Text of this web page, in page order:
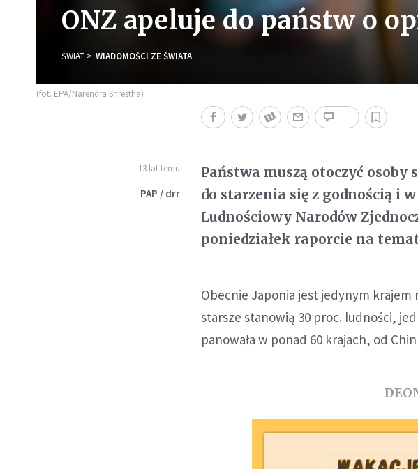
ONZ apeluje do państw o
ŚWIAT WIADOMOŚCI ZE ŚWIATA
(fot. EPA/Narendra Shrestha)
13 lat temu
PAP / drr
Państwa muszą otoczyć
do starzenia się z godnością i
Ludnościowy Narodów
poniedziałek raporcie na
Obecnie Japonia jest jedynym
starsze stanowią 30 proc. ludności,
panowała w ponad 60 krajach, od